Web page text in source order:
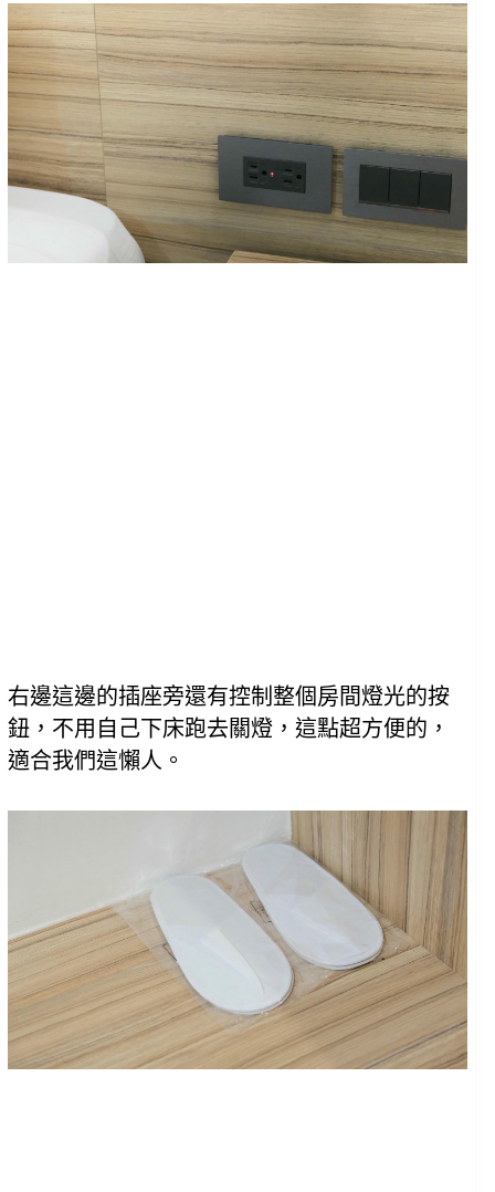
右邊這邊的插座旁還有控制整個房間燈光的按
鈕，不用自己下床跑去關燈，這點超方便的，
適合我們這懶人。